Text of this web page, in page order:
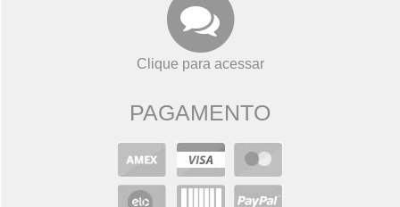
Clique para acessar
PAGAMENTO